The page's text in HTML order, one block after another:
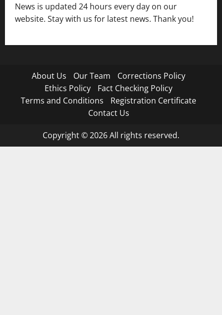
News is updated 24 hours every day on our
website. Stay with us for latest news. Thank you!
About Us Our Team
Corrections Policy
Ethics Policy
Fact Checking Policy
Terms and Conditions
Registration Certificate
Contact Us
Copyright © 2026 All rights reserved.